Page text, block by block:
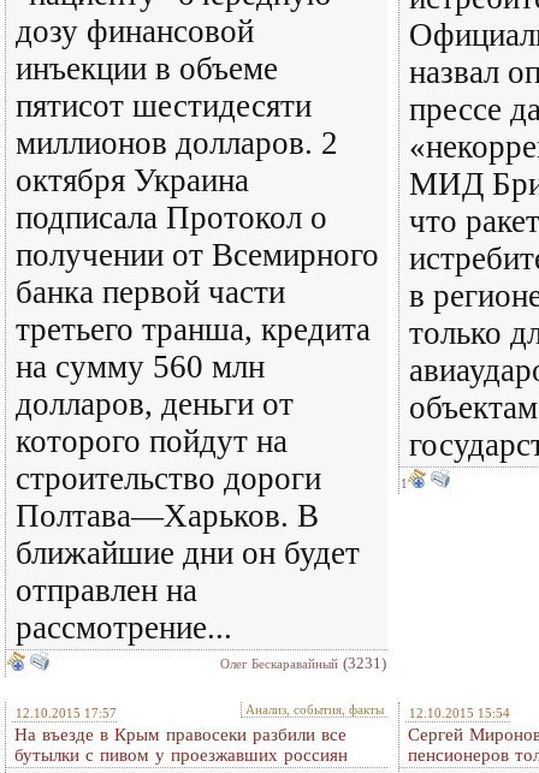
дозу финансовой
инъекции в объеме
пятисот шестидесяти
миллионов долларов. 2
октября Украина
подписала Протокол о
получении от Всемирного
банка первой части
третьего транша, кредита
на сумму 560 млн
долларов, деньги от
которого пойдут на
строительство дороги
Полтава—Харьков. В
ближайшие дни он будет
отправлен на
рассмотрение...
Олег Бескаравайный (3231)
назвал
прессе
МИД
что
в
только
1
12.10.2015 17:57 Анализ, события, факты
На въезде в Крым правосеки разбили все
бутылки с пивом у проезжавших россиян
12.10.2015 15:54
Сергей
пенсионеров